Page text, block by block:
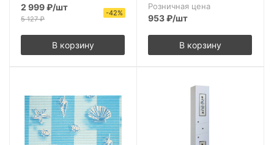
2 999₽/шт
5 127₽
-42%
В корзину
Розничная цена
953₽/шт
В корзину